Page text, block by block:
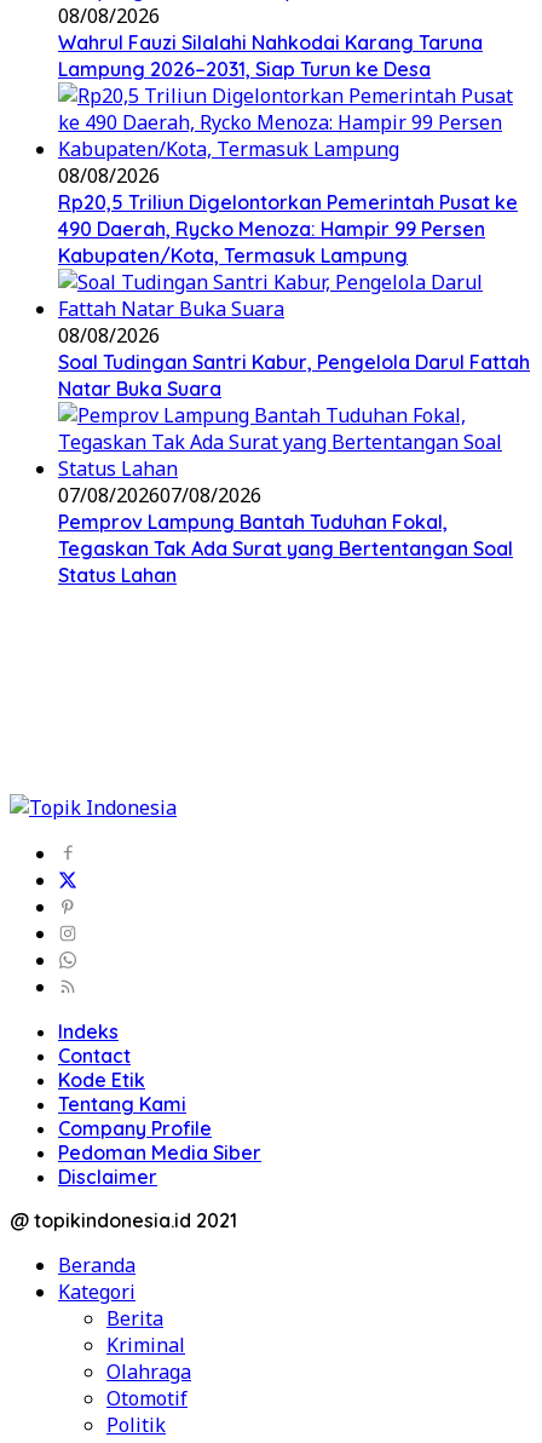
08/08/2026
Wahrul Fauzi Silalahi Nahkodai Karang Taruna
Lampung 2026–2031, Siap Turun ke Desa
08/08/2026
Rp20,5 Triliun Digelontorkan Pemerintah Pusat ke
490 Daerah, Rycko Menoza: Hampir 99 Persen
Kabupaten/Kota, Termasuk Lampung
08/08/2026
Soal Tudingan Santri Kabur, Pengelola Darul Fattah
Natar Buka Suara
07/08/202607/08/2026
Pemprov Lampung Bantah Tuduhan Fokal,
Tegaskan Tak Ada Surat yang Bertentangan Soal
Status Lahan
Indeks
Contact
Kode Etik
Tentang Kami
Company Profile
Pedoman Media Siber
Disclaimer
@ topikindonesia.id 2021
Beranda
Kategori
Berita
Kriminal
Olahraga
Otomotif
Politik